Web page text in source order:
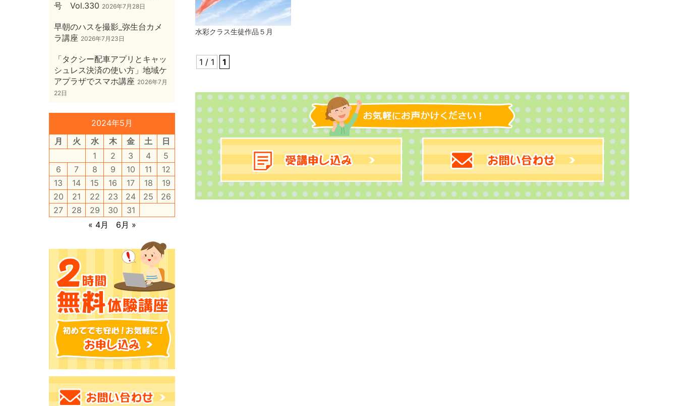
水彩クラス生徒作品５月
1 / 1 1
号 Vol.330 2026年7月28日
早朝のハスを撮影_弥生台カメ
ラ講座 2026年7月23日
「タクシー配車アプリとキャッ
シュレス決済の使い方」地域ケ
アプラザでスマホ講座 2026年7月
22日
2024年5月
月
火 水 木 金 土
日
1
2 3 4
5
6
7 8 9 10 11
12
13
14 15 16 17 18
19
20
21 22 23 24 25
26
27
28 29 30
31
« 4月
6月 »